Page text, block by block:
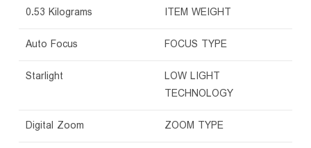
ITEM WEIGHT
‎0.53 Kilograms
FOCUS TYPE
‎Auto Focus
LOW LIGHT
TECHNOLOGY
‎Starlight
ZOOM TYPE
‎Digital Zoom